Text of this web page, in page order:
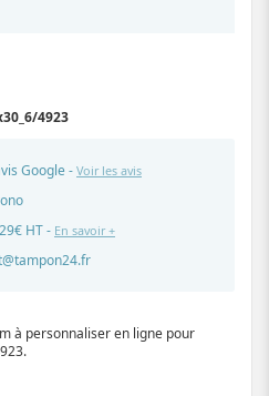
4923
Google -Voir les avis
HT - En savoir +
à personnaliser en ligne pour